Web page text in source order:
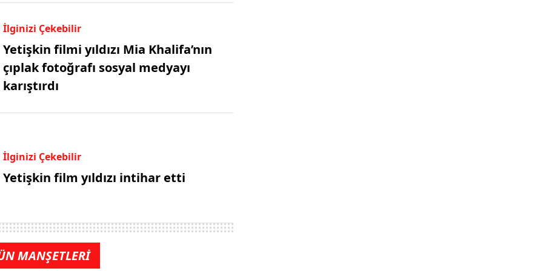
İlginizi Çekebilir
Yetişkin filmi yıldızı Mia Khalifa’nın
çıplak fotoğrafı sosyal medyayı
karıştırdı
İlginizi Çekebilir
Yetişkin film yıldızı intihar etti
MANŞETLERİ